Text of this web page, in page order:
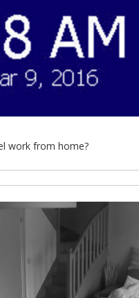
work from home?